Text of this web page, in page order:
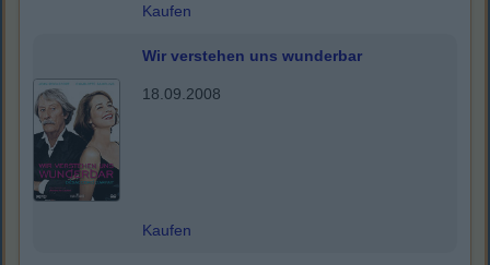
Kaufen
Wir verstehen uns wunderbar
18.09.2008
Kaufen